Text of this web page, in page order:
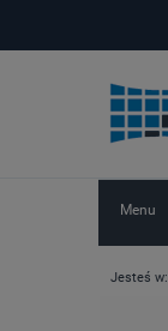
Menu
Jesteś w: